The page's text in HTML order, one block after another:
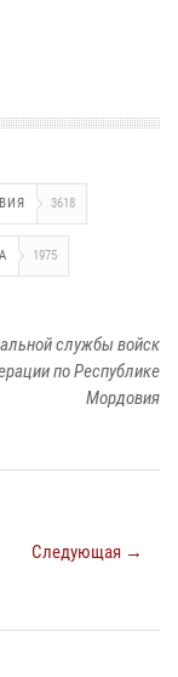
3618
1975
службы войск
по Республике
Мордовия
Следующая →